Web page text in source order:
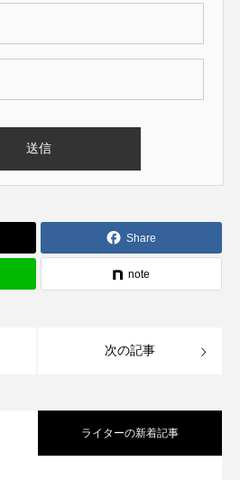
Share
note
次の記事
ライターの新着記事